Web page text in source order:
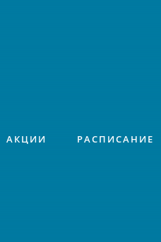
АКЦИИ РАСПИСАНИЕ